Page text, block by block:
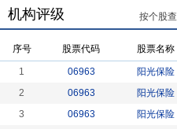
机构评级 按个股查
序号 股票代码 股票名称
1 06963 阳光保险
2
06963 阳光保险
3
06963 阳光保险